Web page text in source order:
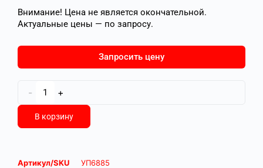
Внимание! Цена не является окончательной.
Актуальные цены — по запросу.
Запросить цену
- +
В корзину
Артикул/SKU УП6885